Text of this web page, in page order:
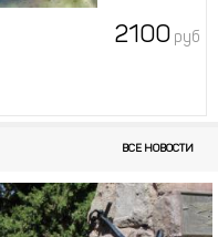
2100 руб
ВСЕ НОВОСТИ